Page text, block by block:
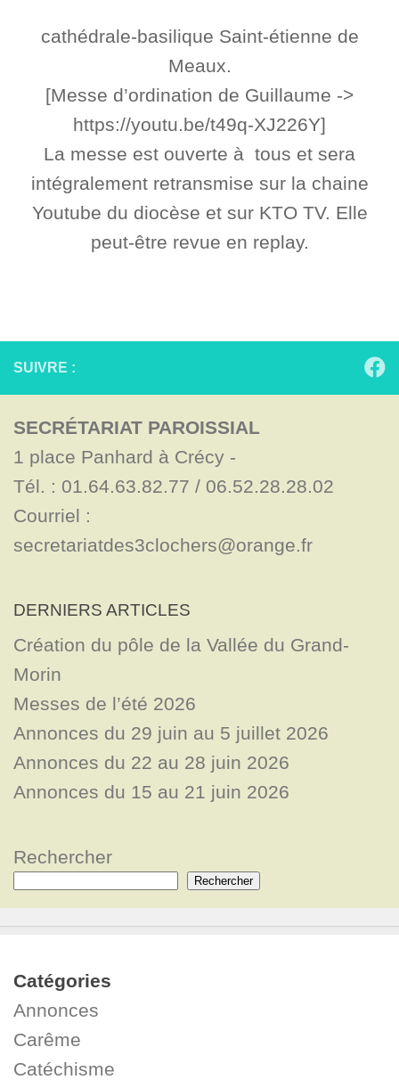
cathédrale-basilique Saint-étienne de
Meaux.
[Messe d’ordination de Guillaume ->
https://youtu.be/t49q-XJ226Y]
La messe est ouverte à tous et sera
intégralement retransmise sur la chaine
Youtube du diocèse et sur KTO TV. Elle
peut-être revue en replay.
SUIVRE :
SECRÉTARIAT PAROISSIAL
1 place Panhard à Crécy -
Tél. : 01.64.63.82.77 / 06.52.28.28.02
Courriel :
secretariatdes3clochers@orange.fr
DERNIERS ARTICLES
Création du pôle de la Vallée du Grand-
Morin
Messes de l’été 2026
Annonces du 29 juin au 5 juillet 2026
Annonces du 22 au 28 juin 2026
Annonces du 15 au 21 juin 2026
Rechercher
Rechercher
Catégories
Annonces
Carême
Catéchisme